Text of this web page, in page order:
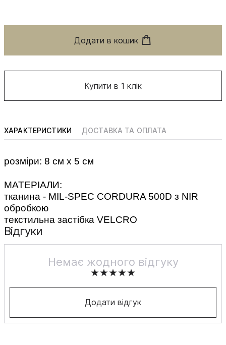
Додати в кошик
Купити в 1 клік
ХАРАКТЕРИСТИКИ ДОСТАВКА ТА ОПЛАТА
розміри: 8 см х 5 см
МАТЕРІАЛИ:
тканина - MIL-SPEC CORDURA 500D з NIR
обробкою
текстильна застібка VELCRO
Відгуки
Немає жодного відгуку
Додати відгук